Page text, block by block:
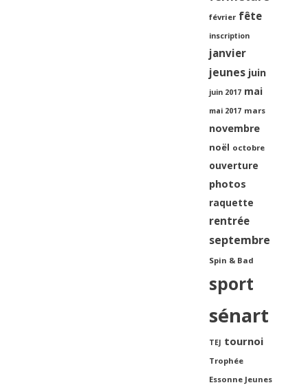
février fête
inscription
janvier
jeunes juin
juin 2017 mai
mai 2017 mars
novembre
noël octobre
ouverture
photos
raquette
rentrée
septembre
Spin & Bad
sport
sénart
TEJ tournoi
Trophée
Essonne Jeunes